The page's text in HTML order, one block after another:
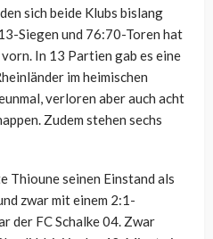
sich beide Klubs bislang
Siegen und 76:70-Toren hat
In 13 Partien gab es eine
im heimischen
verloren aber auch acht
Zudem stehen sechs
Thioune seinen Einstand als
zwar mit einem 2:1-
der FC Schalke 04. Zwar